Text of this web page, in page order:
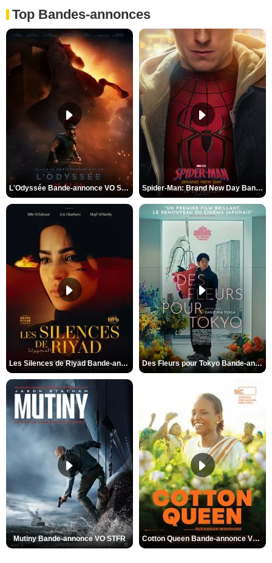
Top Bandes-annonces
L'Odyssée Bande-annonce VO STFR Spider-Man: Brand New Day Bande-annonce VO STFR
Les Silences de Riyad Bande-annonce VO STFR Des Fleurs pour Tokyo Bande-annonce VO STFR
Mutiny Bande-annonce VO STFR Cotton Queen Bande-annonce VO STFR